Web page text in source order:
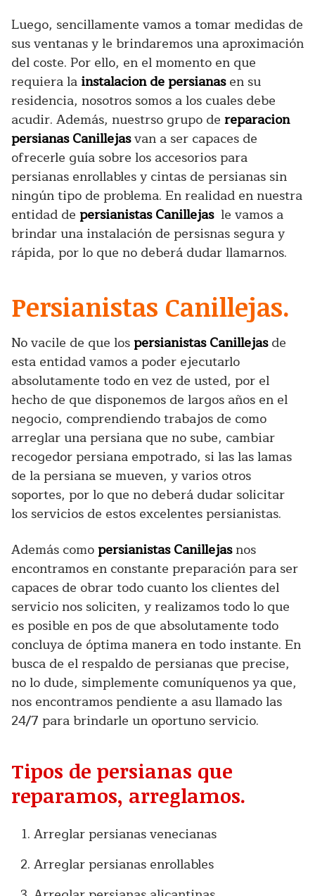
Luego, sencillamente vamos a tomar medidas de
sus ventanas y le brindaremos una aproximación
del coste. Por ello, en el momento en que
requiera la instalacion de persianasen su
residencia, nosotros somos a los cuales debe
acudir. Además, nuestrso grupo de reparacion
persianas Canillejasvan a ser capaces de
ofrecerle guía sobre los accesorios para
persianas enrollables y cintas de persianas sin
ningún tipo de problema. En realidad en nuestra
entidad de persianistas Canillejasle vamos a
brindar una instalación de persisnas segura y
rápida, por lo que no deberá dudar llamarnos.
Persianistas Canillejas.
No vacile de que lospersianistas Canillejasde
esta entidad vamos a poder ejecutarlo
absolutamente todo en vez de usted, por el
hecho de que disponemos de largos años en el
negocio, comprendiendo trabajos de como
arreglar una persiana que no sube, cambiar
recogedor persiana empotrado, si las las lamas
de la persiana se mueven, y varios otros
soportes, por lo que no deberá dudar solicitar
los servicios de estos excelentes persianistas.
Además comopersianistas Canillejasnos
encontramos en constante preparación para ser
capaces de obrar todo cuanto los clientes del
servicio nos soliciten, y realizamos todo lo que
es posible en pos de que absolutamente todo
concluya de óptima manera en todo instante. En
busca de el respaldo de persianas que precise,
no lo dude, simplemente comuníquenos ya que,
nos encontramos pendiente a asu llamado las
24/7 para brindarle un oportuno servicio.
Tipos de persianas que
reparamos, arreglamos.
Arreglar persianas venecianas
Arreglar persianas enrollables